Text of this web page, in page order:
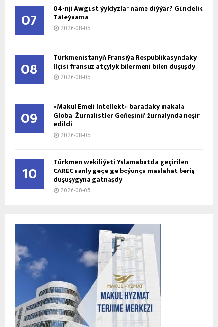
07 04-nji Awgust ýyldyzlar näme diýýär? Gündelik
Täleýnama
2026-08-05
08 Türkmenistanyň Fransiýa Respublikasyndaky
Ilçisi fransuz atçylyk bilermeni bilen duşuşdy
2026-08-05
09 «Makul Emeli Intellekt» baradaky makala
Global Žurnalistler Geňeşiniň žurnalynda neşir
edildi
2026-08-05
10 Türkmen wekiliýeti Yslamabatda geçirilen
CAREC sanly geçelge boýunça maslahat beriş
duşuşygyna gatnaşdy
2026-08-05